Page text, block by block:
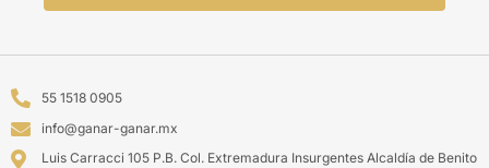
55 1518 0905
info@ganar-ganar.mx
Luis Carracci 105 P.B. Col. Extremadura Insurgentes Alcaldía de Benito